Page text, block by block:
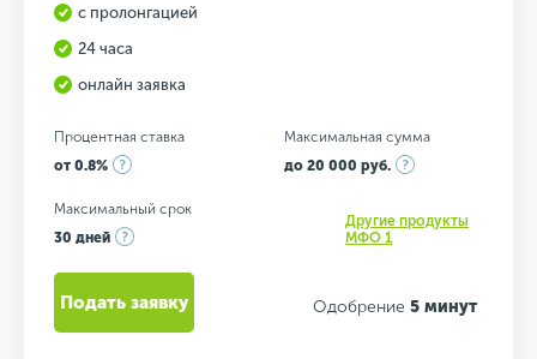
с пролонгацией
24 часа
онлайн заявка
Процентная ставка
от 0.8%
Максимальная сумма
до 20 000 руб.
Максимальный срок
30 дней
Другие продукты
МФО 1
Одобрение 5 минут
Подать заявку